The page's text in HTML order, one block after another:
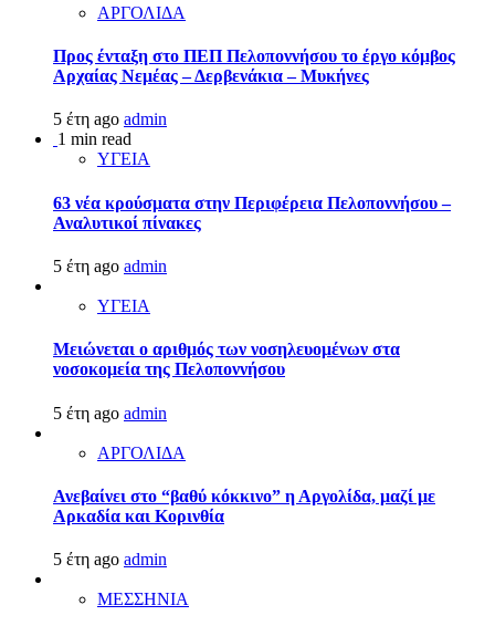
ΑΡΓΟΛΙΔΑ
Προς ένταξη στο ΠΕΠ Πελοποννήσου το έργο κόμβος
Αρχαίας Νεμέας – Δερβενάκια – Μυκήνες
5 έτη ago admin
1 min read
ΥΓΕΙΑ
63 νέα κρούσματα στην Περιφέρεια Πελοποννήσου –
Αναλυτικοί πίνακες
5 έτη ago admin
ΥΓΕΙΑ
Μειώνεται ο αριθμός των νοσηλευομένων στα
νοσοκομεία της Πελοποννήσου
5 έτη ago admin
ΑΡΓΟΛΙΔΑ
Ανεβαίνει στο “βαθύ κόκκινο” η Αργολίδα, μαζί με
Αρκαδία και Κορινθία
5 έτη ago admin
ΜΕΣΣΗΝΙΑ